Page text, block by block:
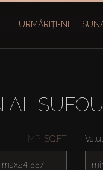
URMĂRIȚI-NE
AL
MP SQ.FT
max